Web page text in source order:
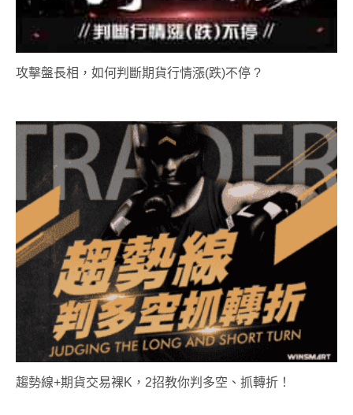
攻擊盤長相，如何判斷期貨行情漲(跌)不停 ?
趨勢線+期貨交易裸K，2招教你判多空、抓轉折！